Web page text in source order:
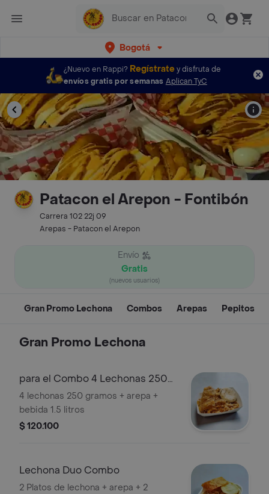
Bogotá
¿Nuevo en Rappi? Regístratey disfruta de
envíos gratis por semanas Aplican TyC
Patacon el Arepon - Fontibón
Carrera 102 22j 09
Arepas - Patacon el Arepon
Envío
Gratis
(nuevos usuarios)
Gran Promo Lechona Combos Arepas Pepitos
Gran Promo Lechona
para el Combo 4 Lechonas 250
G
4 lechonas 250 gramos + arepa +
bebida 1.5 litros
$ 120.100
Lechona Duo Combo
2 Platos de lechona + arepa + 2